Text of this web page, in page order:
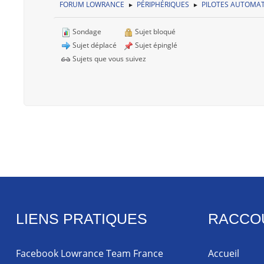
FORUM LOWRANCE ► PÉRIPHÉRIQUES ► PILOTES
Sondage
Sujet déplacé
Sujet bloqué
Sujet épinglé
Sujets que vous suivez
LIENS PRATIQUES
Facebook Lowrance Team France Accueil